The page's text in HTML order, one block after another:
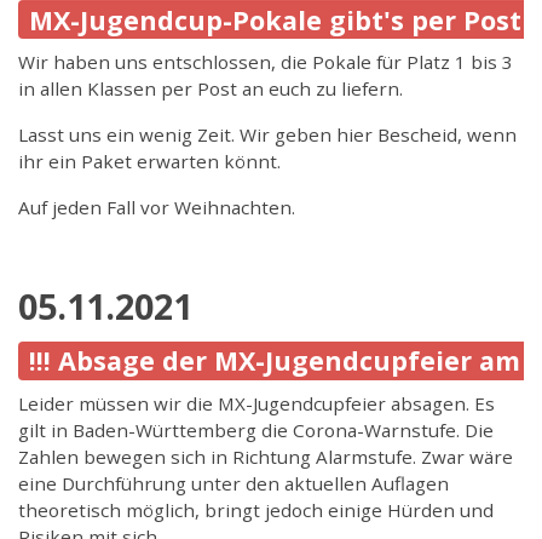
MX-Jugendcup-Pokale gibt's per Post
Wir haben uns entschlossen, die Pokale für Platz 1 bis 3
in allen Klassen per Post an euch zu liefern.
Lasst uns ein wenig Zeit. Wir geben hier Bescheid, wenn
ihr ein Paket erwarten könnt.
Auf jeden Fall vor Weihnachten.
05.11.2021
!!! Absage der MX-Jugendcupfeier am
Leider müssen wir die MX-Jugendcupfeier absagen. Es
gilt in Baden-Württemberg die Corona-Warnstufe. Die
Zahlen bewegen sich in Richtung Alarmstufe. Zwar wäre
eine Durchführung unter den aktuellen Auflagen
theoretisch möglich, bringt jedoch einige Hürden und